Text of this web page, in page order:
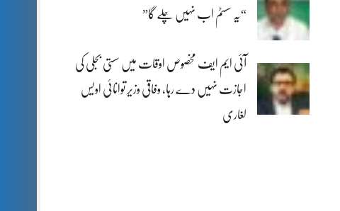
“یہ سسٹم اب نہیں چلے گا”
آئی ایم ایف مخصوص اوقات میں سستی بجلی کی
اجازت نہیں دے رہا، وفاقی وزیر توانائی اویس
لغاری